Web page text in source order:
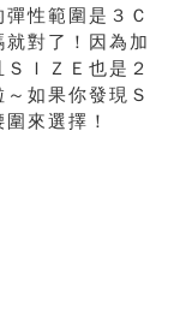
性範圍是 ３Ｃ
對了！因為加
ＩＺＥ也是２
如果你發現Ｓ
來選擇！